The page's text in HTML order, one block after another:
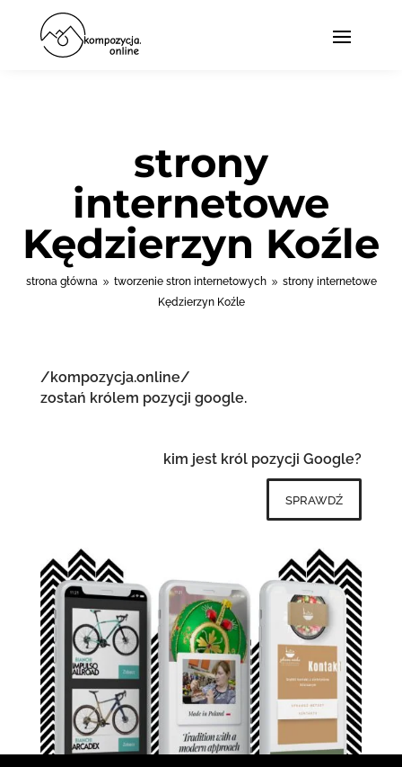
strony
internetowe
Kędzierzyn Koźle
strona główna 9 tworzenie stron internetowych 9 strony internetowe
Kędzierzyn Koźle
/kompozycja.online/
zostań królem pozycji google.
kim jest król pozycji Google?
sprawdź